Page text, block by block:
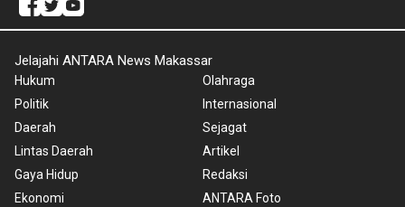
Jelajahi ANTARA News Makassar
Hukum
Politik
Daerah
Lintas Daerah
Gaya Hidup
Ekonomi
Olahraga
Internasional
Sejagat
Artikel
Redaksi
ANTARA Foto